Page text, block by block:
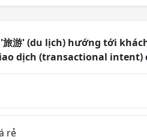
游' (du lịch) hướng tới
dịch (transactional intent)
rẻ